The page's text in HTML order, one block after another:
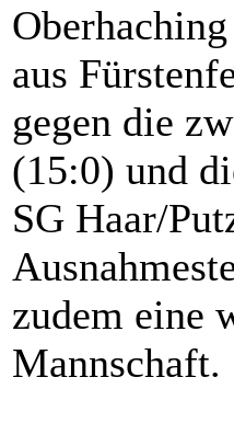
aus
gegen die
(15:0) und
SG Haar/
zudem eine
Mannschaft.